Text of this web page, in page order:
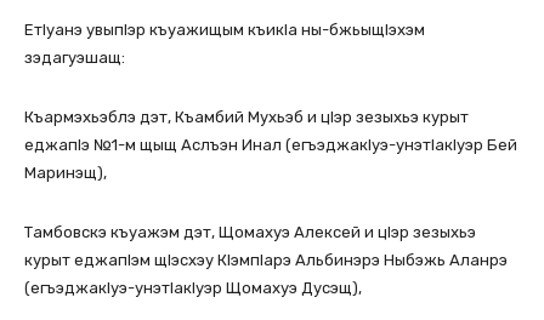
ЕтIуанэ увыпIэр къуажищым къикIа ны-бжьыщIэхэм
зэдагуэшащ:
Къармэхьэблэ дэт, Къамбий Мухьэб и цIэр зезыхьэ курыт
еджапIэ №1-м щыщ Аслъэн Инал (егъэджакIуэ-унэтIакIуэр Бей
Маринэщ),
Тамбовскэ къуажэм дэт, Щомахуэ Алексей и цIэр зезыхьэ
курыт еджапIэм щIэсхэу КIэмпIарэ Альбинэрэ Ныбэжь Аланрэ
(егъэджакIуэ-унэтIакIуэр Щомахуэ Дусэщ),